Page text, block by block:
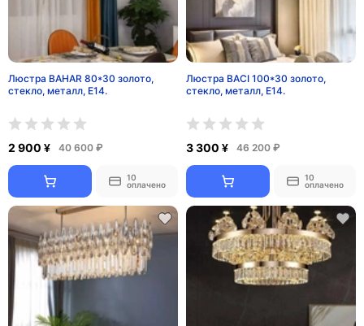
Люстра BAHAR 80*30 золото,
стекло, металл, Е14.
2 900 ¥ 40 600 ₽
10
оплачено
Люстра BACI 100*30 золото,
стекло, металл, Е14.
3 300 ¥ 46 200 ₽
10
оплачено